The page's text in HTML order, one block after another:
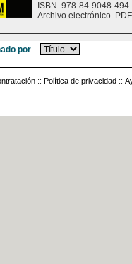
ISBN: 978-84-9048-
Archivo electrónico.
por
:: Política de privacidad ::